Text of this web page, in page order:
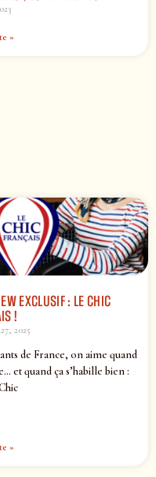
»
EXCLUSIF : LE CHIC
!
2025
de France, on aime quand
et quand ça s’habille bien :
»